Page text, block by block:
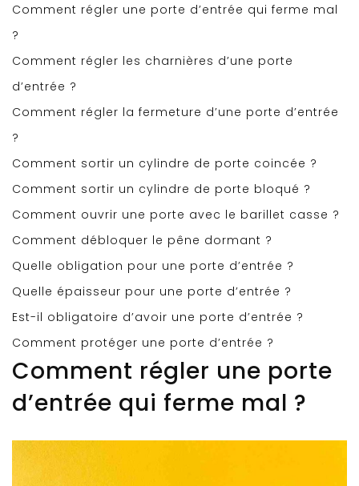
Comment régler une porte d’entrée qui ferme mal
?
Comment régler les charnières d’une porte
d’entrée ?
Comment régler la fermeture d’une porte d’entrée
?
Comment sortir un cylindre de porte coincée ?
Comment sortir un cylindre de porte bloqué ?
Comment ouvrir une porte avec le barillet casse ?
Comment débloquer le pêne dormant ?
Quelle obligation pour une porte d’entrée ?
Quelle épaisseur pour une porte d’entrée ?
Est-il obligatoire d’avoir une porte d’entrée ?
Comment protéger une porte d’entrée ?
Comment régler une porte
d’entrée qui ferme mal ?